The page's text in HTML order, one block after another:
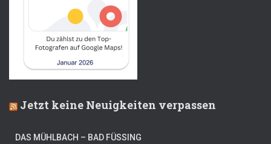
Jetzt keine Neuigkeiten verpassen
DAS MÜHLBACH – BAD FÜSSING